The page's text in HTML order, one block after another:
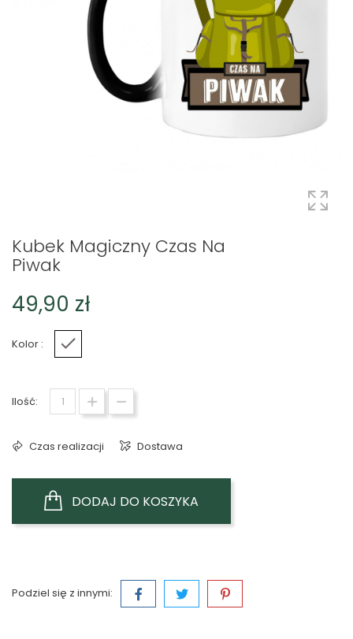
Kubek Magiczny Czas Na
Piwak
49,90 zł
Kolor :
Ilość:
Czas realizacji Dostawa
DODAJ DO KOSZYKA
Podziel się z innymi: